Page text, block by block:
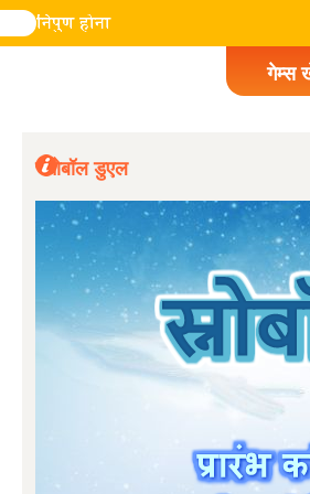
गेम्स
स्नोबॉल डुएल
2614
(अनुवाद)
मुझे वास्तव में बहुत समय पहले
चाहिए था। पवनचक्की की गति/दिशा
भाग्य को जोड़ें!
(मूल) I really should've asked a long
Add LUCK changing windmill
speed/direction!
द्वारा AlexGordillo
2024-04-26
"टैंकों में से एक पूरी तरह से
जाएगी" लेकिन अगर बायां टैंक पूरी
जाए तो गेम खत्म नहीं होगी! यह अगले
जाता है। गीज़बॉल।